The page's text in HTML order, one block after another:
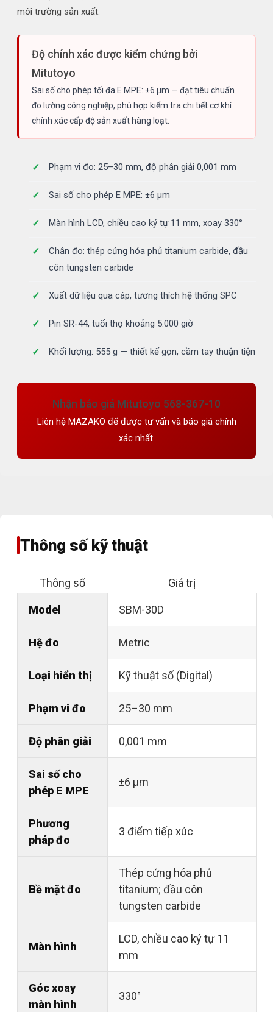
môi trường sản xuất.
Độ chính xác được kiểm chứng bởi
Mitutoyo
Sai số cho phép tối đa E MPE: ±6 µm — đạt tiêu chuẩn
đo lường công nghiệp, phù hợp kiểm tra chi tiết cơ khí
chính xác cấp độ sản xuất hàng loạt.
Phạm vi đo: 25–30 mm, độ phân giải 0,001 mm
Sai số cho phép E MPE: ±6 µm
Màn hình LCD, chiều cao ký tự 11 mm, xoay 330°
Chân đo: thép cứng hóa phủ titanium carbide, đầu
côn tungsten carbide
Xuất dữ liệu qua cáp, tương thích hệ thống SPC
Pin SR-44, tuổi thọ khoảng 5.000 giờ
Khối lượng: 555 g — thiết kế gọn, cầm tay thuận tiện
Nhận báo giá Mitutoyo 568-367-10
Liên hệ MAZAKO để được tư vấn và báo giá chính
xác nhất.
Thông số kỹ thuật
Thông số Giá trị
Model SBM-30D
Hệ đo Metric
Loại hiển thị Kỹ thuật số (Digital)
Phạm vi đo 25–30 mm
Độ phân giải 0,001 mm
Sai số cho
phép E MPE
±6 µm
Phương
pháp đo
3 điểm tiếp xúc
Bề mặt đo
Thép cứng hóa phủ
titanium; đầu côn
tungsten carbide
Màn hình
LCD, chiều cao ký tự 11
mm
Góc xoay
màn hình
330°